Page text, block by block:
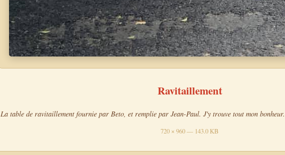
Ravitaillement
La table de ravitaillement fournie par Beto, et remplie par Jean-Paul. J'y trouve tout mon bonheur.
720 × 960 — 143.0 KB